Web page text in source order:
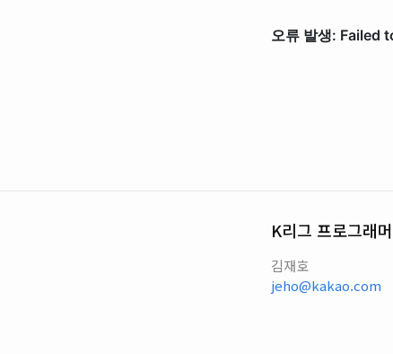
K리그 프로그래머
김재호
jeho@kakao.com